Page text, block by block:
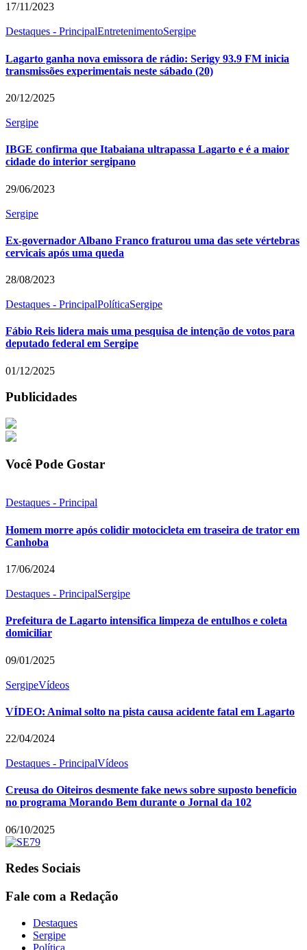
17/11/2023
Destaques - PrincipalEntretenimentoSergipe
Lagarto ganha nova emissora de rádio: Serigy 93.9 FM inicia
transmissões experimentais neste sábado (20)
20/12/2025
Sergipe
IBGE confirma que Itabaiana ultrapassa Lagarto e é a maior
cidade do interior sergipano
29/06/2023
Sergipe
Ex-governador Albano Franco fraturou uma das sete vértebras
cervicais após uma queda
28/08/2023
Destaques - PrincipalPolíticaSergipe
Fábio Reis lidera mais uma pesquisa de intenção de votos para
deputado federal em Sergipe
01/12/2025
Publicidades
Você Pode Gostar
Destaques - Principal
Homem morre após colidir motocicleta em traseira de trator em
Canhoba
17/06/2024
Destaques - PrincipalSergipe
Prefeitura de Lagarto intensifica limpeza de entulhos e coleta
domiciliar
09/01/2025
SergipeVídeos
VÍDEO: Animal solto na pista causa acidente fatal em Lagarto
22/04/2024
Destaques - PrincipalVídeos
Creusa do Oiteiros desmente fake news sobre suposto benefício
no programa Morando Bem durante o Jornal da 102
06/10/2025
Redes Sociais
Fale com a Redação
Destaques
Sergipe
Política